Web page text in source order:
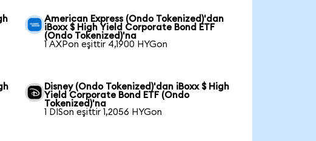
American Express (Ondo Tokenized)'dan
iBoxx $ High Yield Corporate Bond ETF
(Ondo Tokenized)'na
1 AXPon eşittir 4,1900 HYGon
Disney (Ondo Tokenized)'dan iBoxx $ High
Yield Corporate Bond ETF (Ondo
Tokenized)'na
1 DISon eşittir 1,2056 HYGon